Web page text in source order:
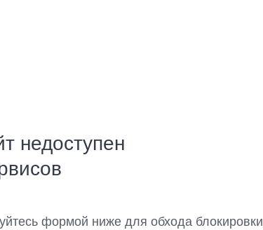
недоступен
формой ниже для обхода блокировки